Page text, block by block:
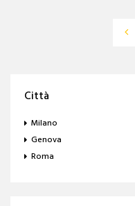
Città
Milano
Genova
Roma